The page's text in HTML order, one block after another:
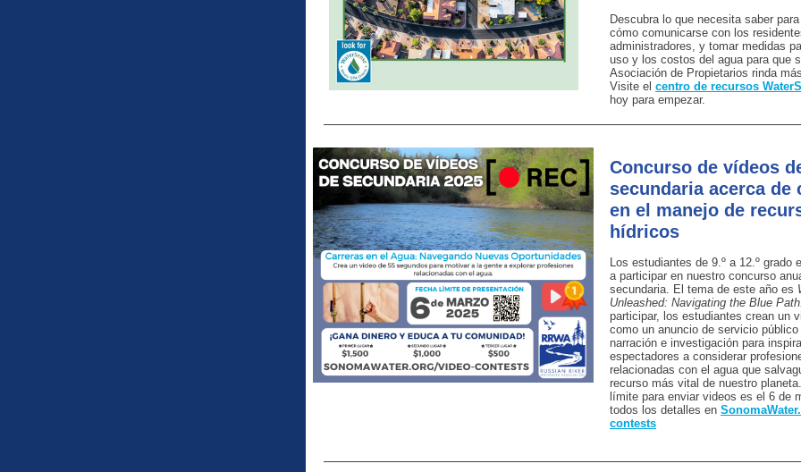
Descubra lo que necesita saber
cómo comunicarse con los
administradores, y tomar medidas
uso y los costos del agua para que
Asociación de Propietarios rinda
Visite el centro de recursos
hoy para empezar.
Concurso de vídeos
secundaria acerca de
en el manejo de
hídricos
Los estudiantes de 9.º a 12.º grado
a participar en nuestro concurso
secundaria. El tema de este año es
Unleashed: Navigating the Blue
participar, los estudiantes crean un
como un anuncio de servicio
narración e investigación para
espectadores a considerar
relacionadas con el agua que
recurso más vital de nuestro
límite para enviar videos es el 6 de
todos los detalles en
contests